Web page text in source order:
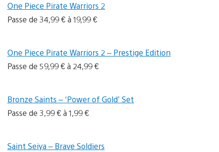
One Piece Pirate Warriors 2
Passe de 34,99 € à 19,99 €
One Piece Pirate Warriors 2 – Prestige Edition
Passe de 59,99 € à 24,99 €
Bronze Saints – ‘Power of Gold’ Set
Passe de 3,99 € à 1,99 €
Saint Seiya – Brave Soldiers